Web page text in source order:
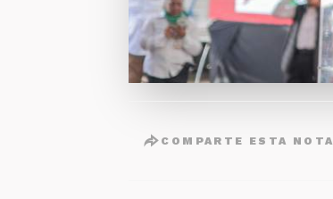
COMPARTE ESTA NOTA